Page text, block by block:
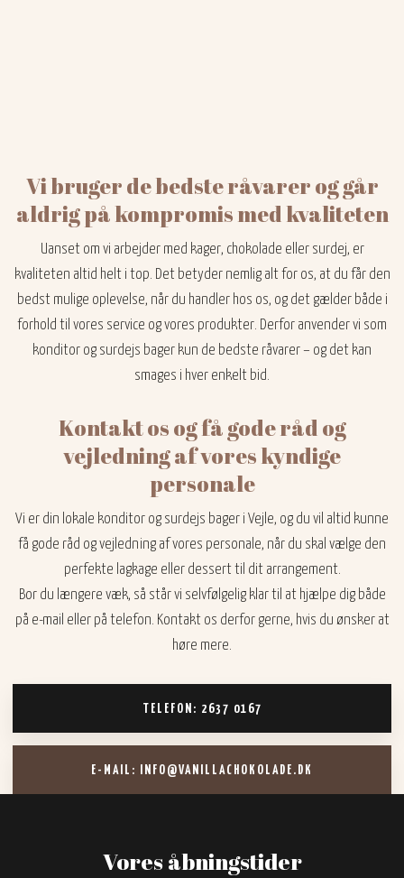
Vi bruger de bedste råvarer og går
aldrig på kompromis med kvaliteten
Uanset om vi arbejder med kager, chokolade eller surdej, er
kvaliteten altid helt i top. Det betyder nemlig alt for os, at du får den
bedst mulige oplevelse, når du handler hos os, og det gælder både i
forhold til vores service og vores produkter. Derfor anvender vi som
konditor og surdejs bager kun de bedste råvarer – og det kan
smages i hver enkelt bid.​
Kontakt os og få gode råd og
vejledning af vores kyndige
personale
Vi er din lokale konditor og surdejs bager i Vejle, og du vil altid kunne
få gode råd og vejledning af vores personale, når du skal vælge den
perfekte lagkage eller dessert til dit arrangement.
Bor du længere væk, så står vi selvfølgelig klar til at hjælpe dig både
på e-mail eller på telefon. Kontakt os derfor gerne, hvis du ønsker at
høre mere.
TELEFON: 2637 0167
E-MAIL: INFO@VANILLACHOKOLADE.DK
Voresåbningstider​